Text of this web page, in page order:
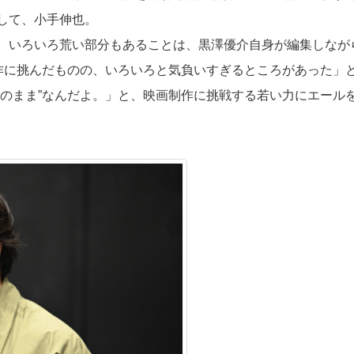
、小手伸也。
ろいろ荒い部分もあることは、黒澤優介自身が編集しなが
挑んだものの、いろいろと気負いすぎるところがあった」
まま”なんだよ。」と、映画制作に挑戦する若い力にエール